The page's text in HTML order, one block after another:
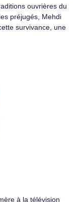
ouvrières du
préjugés, Mehdi
survivance, une
à la télévision